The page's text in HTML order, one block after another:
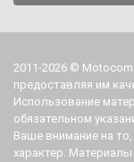
2011-2026 ©
предоставляя им
Использование
обязательном
Ваше внимание на
характер.